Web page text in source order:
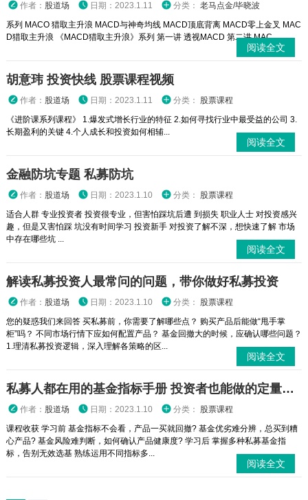
作者： 股道场 日期：2023.1.11 分类： 老马点金/毕晓波
系列 MACO 猎取主升浪 MACD与神奇均线 MACD顶底背离 MACD零上金叉 MAC
D猎取主升浪 《MACD猎取主升浪》系列 第一讲 透视MACD 第二讲 MAC...
阅读全文
胡意玮 投资快线 股票课程视频
作者： 股道场 日期：2023.1.11 分类： 股票课程
《进阶课系列课程》 1.爆发式增长行业的特征 2.如何寻找行业中最受益的公司 3.
长期盈利的关键 4.个人成长和投资如何相辅...
阅读全文
金融防坑专题 私募防坑
作者： 股道场 日期：2023.1.10 分类： 股票课程
适合人群 专业投资者 投资很专业，但害怕踩坑后遭 到损失 职业人士 对投资感兴
趣，但是又害怕踩 坑没有时间学习 投资新手 对投资了解不深，想快速了解 市场
中存在哪些坑 ...
阅读全文
解读私募投资人最常问的问题，带你做好私募投资
作者： 股道场 日期：2023.1.10 分类： 股票课程
您的疑惑我们来回答 买私募前，你需要了解哪些点？ 购买产品后能做“甩手掌
柜”吗？ 不同市场行情下应如何配置产品？ 基金回撤大的时候，应确认哪些问题？
1.理清私募投资逻辑，深入理解各策略的区...
阅读全文
私募人都在用的基金指标手册 投资者也能做的定量评价
作者： 股道场 日期：2023.1.10 分类： 股票课程
课程收获 学习前 基金指标不会看，产品一买就回撤? 基金优劣难分辨，总买到糟
心产品? 基金风险难判断，如何确认产品健康度? 学习后 掌握多种私募基金指
标，告别无效选基 熟练运用不同指标多...
阅读全文